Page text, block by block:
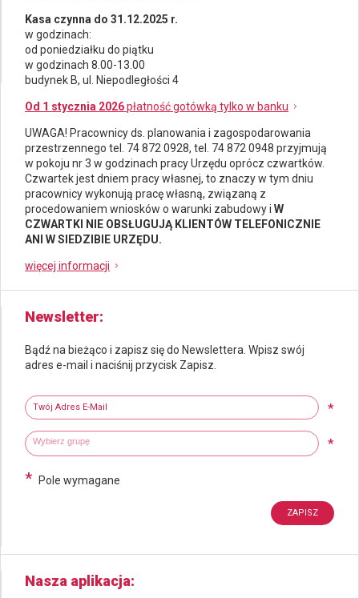
Kasa czynna do 31.12.2025 r.
w godzinach:
od poniedziałku do piątku
w godzinach 8.00-13.00
budynek B, ul. Niepodległości 4
Od 1 stycznia 2026płatność gotówką tylko w banku
UWAGA! Pracownicy ds. planowania i zagospodarowania
przestrzennego tel. 74 872 0928, tel. 74 872 0948 przyjmują
w pokoju nr 3 w godzinach pracy Urzędu oprócz czwartków.
Czwartek jest dniem pracy własnej, to znaczy w tym dniu
pracownicy wykonują pracę własną, związaną z
procedowaniem wniosków o warunki zabudowy i W
CZWARTKI NIE OBSŁUGUJĄ KLIENTÓW TELEFONICZNIE
ANI W SIEDZIBIE URZĘDU.
więcej informacji
Newsletter
Bądź na bieżąco i zapisz się do Newslettera. Wpisz swój
adres e-mail i naciśnij przycisk Zapisz.
Twój adres e-mail
*
Wybierz grupy tematyczne *
Wpisz wyszukiwaną fraze
* Pole wymagane
Nasza aplikacja